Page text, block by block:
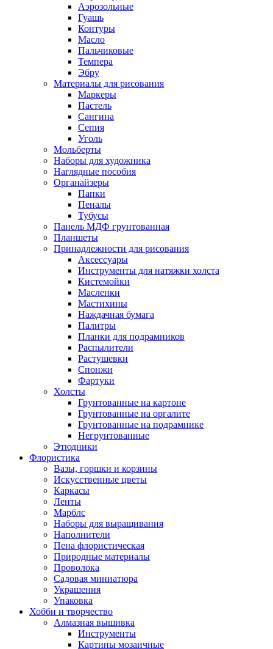
Аэрозольные
Гуашь
Контуры
Масло
Пальчиковые
Темпера
Эбру
Материалы для рисования
Маркеры
Пастель
Сангина
Сепия
Уголь
Мольберты
Наборы для художника
Наглядные пособия
Органайзеры
Папки
Пеналы
Тубусы
Панель МДФ грунтованная
Планшеты
Принадлежности для рисования
Аксессуары
Инструменты для натяжки холста
Кистемойки
Масленки
Мастихины
Наждачная бумага
Палитры
Планки для подрамников
Распылители
Растушевки
Спонжи
Фартуки
Холсты
Грунтованные на картоне
Грунтованные на оргалите
Грунтованные на подрамнике
Негрунтованные
Этюдники
Флористика
Вазы, горшки и корзины
Искусственные цветы
Каркасы
Ленты
Марблс
Наборы для выращивания
Наполнители
Пена флористическая
Природные материалы
Проволока
Садовая миниатюра
Украшения
Упаковка
Хобби и творчество
Алмазная вышивка
Инструменты
Картины мозаичные